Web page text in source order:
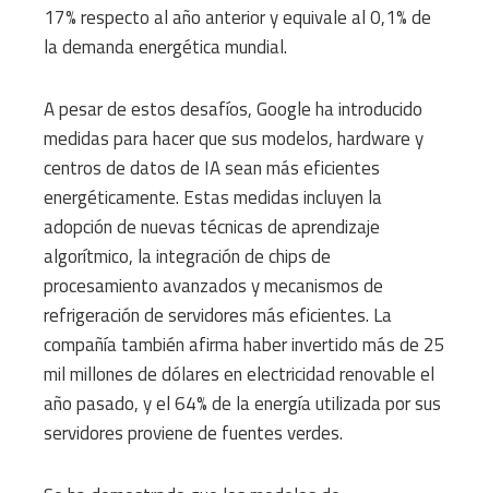
17% respecto al año anterior y equivale al 0,1% de
la demanda energética mundial.
A pesar de estos desafíos, Google ha introducido
medidas para hacer que sus modelos, hardware y
centros de datos de IA sean más eficientes
energéticamente. Estas medidas incluyen la
adopción de nuevas técnicas de aprendizaje
algorítmico, la integración de chips de
procesamiento avanzados y mecanismos de
refrigeración de servidores más eficientes. La
compañía también afirma haber invertido más de 25
mil millones de dólares en electricidad renovable el
año pasado, y el 64% de la energía utilizada por sus
servidores proviene de fuentes verdes.